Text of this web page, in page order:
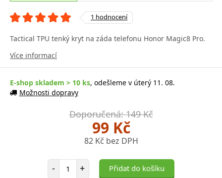
1 hodnocení
Tactical TPU tenký kryt na záda telefonu Honor Magic8 Pro.
Více informací
E-shop skladem > 10 ks, odešleme v úterý 11. 08.
Možnosti dopravy
Doporučená: 149 Kč
99 Kč
82 Kč bez DPH
- Počet položek
+ Přidat do košíku